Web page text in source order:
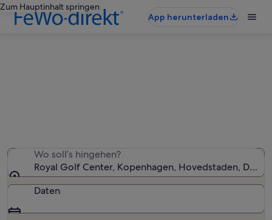
Zum Hauptinhalt springen
App herunterladen
Wo soll’s hingehen?
Royal Golf Center, Kopenhagen, Hovedstaden,
Daten